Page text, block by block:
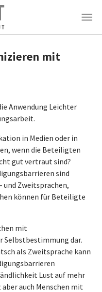
mit
Anwendung Leichter
in Medien oder in
wenn die Beteiligten
gut vertraut sind?
sind
Zweitsprachen,
können für Beteiligte
mit
Selbstbestimmung dar.
als Zweitsprache kann
Lust auf mehr
auch Menschen mit